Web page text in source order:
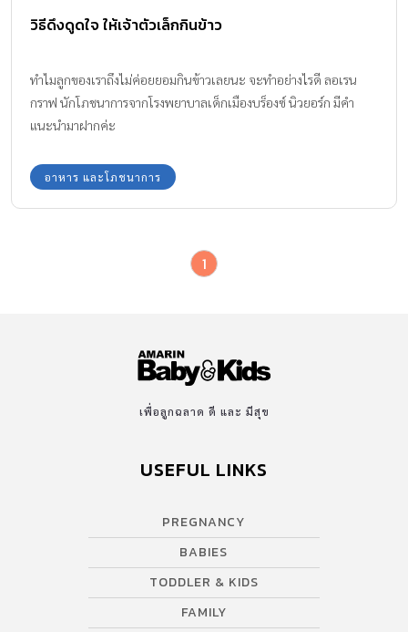
วิธีดึงดูดใจ ให้เจ้าตัวเล็กกินข้าว
ทำไมลูกของเราถึงไม่ค่อยยอมกินข้าวเลยนะ จะทำอย่างไรดี ลอเรน
กราฟ นักโภชนาการจากโรงพยาบาลเด็กเมืองบร็องซ์ นิวยอร์ก มีคำ
แนะนำมาฝากค่ะ
อาหาร และโภชนาการ
1
เพื่อลูกฉลาด ดี และ มีสุข
USEFUL LINKS
PREGNANCY
BABIES
TODDLER & KIDS
FAMILY